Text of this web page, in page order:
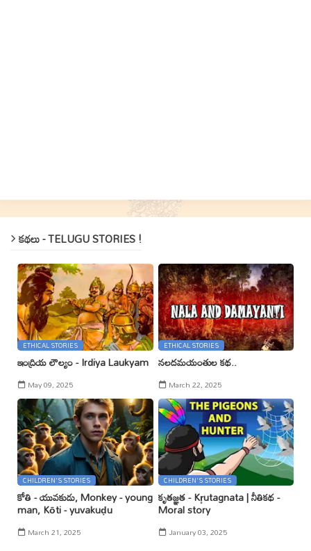
కథలు - TELUGU STORIES !
ETHICAL STORIES
ఇంద్రియ లౌల్యం - Irdiya Laukyam
May 09, 2025
ETHICAL STORIES
నలదమయంతుల కథ..
March 22, 2025
CHILDREN'S STORIES
కోతి - యువకుడు, Monkey - young
man, Kōti - yuvakuḍu
March 21, 2025
CHILDREN'S STORIES
కృతజ్ఞత - Kr̥utagnata | నీతికథ -
Moral story
January 03, 2025